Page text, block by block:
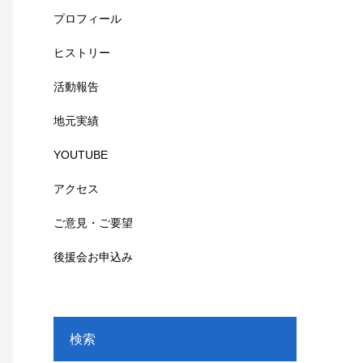
プロフィール
ヒストリー
活動報告
地元実績
YOUTUBE
アクセス
ご意見・ご要望
後援会お申込み
検索